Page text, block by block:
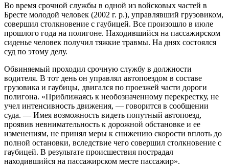
Во время срочной службы в одной из войсковых частей в
Бресте молодой человек (2002 г. р.), управлявший грузовиком,
совершил столкновение с гаубицей. Все произошло в июле
прошлого года на полигоне. Находившийся на пассажирском
сиденье человек получил тяжкие травмы. На днях состоялся
суд по этому делу.
Обвиняемый проходил срочную службу в должности
водителя. В тот день он управлял автопоездом в составе
грузовика и гаубицы, двигался по проезжей части дороги
полигона. «Приближаясь к необозначенному перекрестку, не
учел интенсивность движения, — говорится в сообщении
суда. — Имея возможность видеть попутный автопоезд,
проявив невнимательность к дорожной обстановке и ее
изменениям, не принял меры к снижению скорости вплоть до
полной остановки, вследствие чего совершил столкновение с
гаубицей. В результате происшествия пострадал
находившийся на пассажирском месте пассажир».